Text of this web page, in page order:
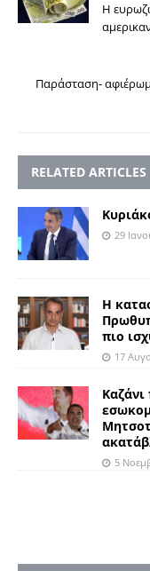
Η
Παράσταση-
RELATED ARTICLES
29
Η
πιο
17
5